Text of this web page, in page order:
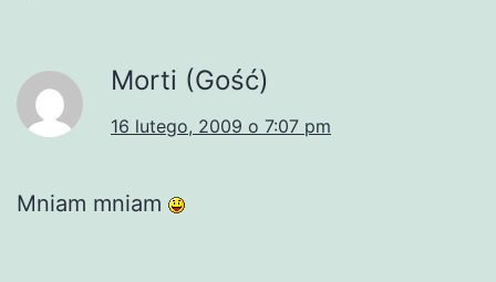
Morti (Gość)
16 lutego, 2009 o 7:07 pm
Mniam mniam